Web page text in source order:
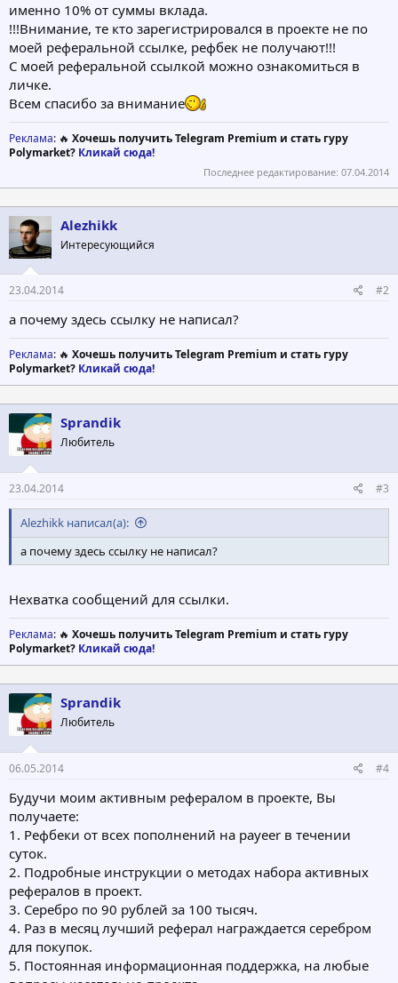
именно 10% от суммы вклада.
!!!Внимание, те кто зарегистрировался в проекте не по
моей реферальной ссылке, рефбек не получают!!!
С моей реферальной ссылкой можно ознакомиться в
личке.
Всем спасибо за внимание
Реклама: 🔥 Хочешь получить Telegram Premium и стать гуру
Polymarket? Кликай сюда!
Последнее редактирование: 07.04.2014
Alezhikk
Интересующийся
23.04.2014 #2
а почему здесь ссылку не написал?
Реклама: 🔥 Хочешь получить Telegram Premium и стать гуру
Polymarket? Кликай сюда!
Sprandik
Любитель
23.04.2014 #3
Alezhikk написал(а):
а почему здесь ссылку не написал?
Нехватка сообщений для ссылки.
Реклама: 🔥 Хочешь получить Telegram Premium и стать гуру
Polymarket? Кликай сюда!
Sprandik
Любитель
06.05.2014 #4
Будучи моим активным рефералом в проекте, Вы
получаете:
1. Рефбеки от всех пополнений на payeer в течении
суток.
2. Подробные инструкции о методах набора активных
рефералов в проект.
3. Серебро по 90 рублей за 100 тысяч.
4. Раз в месяц лучший реферал награждается серебром
для покупок.
5. Постоянная информационная поддержка, на любые